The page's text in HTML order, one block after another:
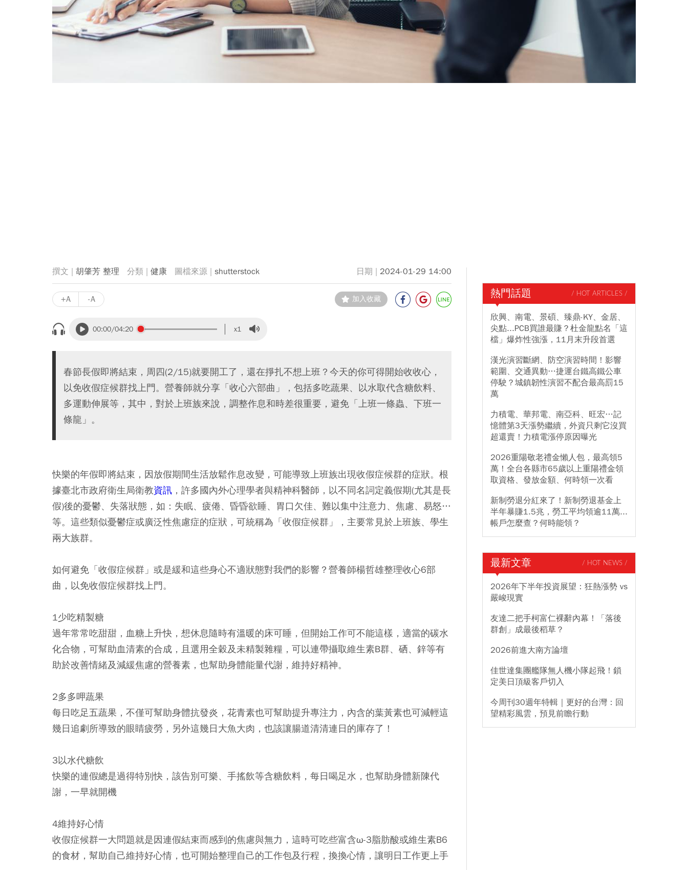
胡肇芳 整理 健康 shutterstock 2024-01-29 14:00
+A -A 加入收藏
00:00/04:20 x1
春節長假即將結束，周四(2/15)就要開工了，還在掙扎不想上班？今天的你可得開始收收心，
以免收假症候群找上門。營養師就分享「收心六部曲」，包括多吃蔬果、以水取代含糖飲料、
多運動伸展等，其中，對於上班族來說，調整作息和時差很重要，避免「上班一條蟲、下班一
條龍」。
快樂的年假即將結束，因放假期間生活放鬆作息改變，可能導致上班族出現收假症候群的症狀。根
據臺北市政府衛生局衛教資訊 ，許多國內外心理學者與精神科醫師，以不同名詞定義假期(尤其是長
假)後的憂鬱、失落狀態，如：失眠、疲倦、昏昏欲睡、胃口欠佳、難以集中注意力、焦慮、易怒…
等。這些類似憂鬱症或廣泛性焦慮症的症狀，可統稱為「收假症候群」，主要常見於上班族、學生
兩大族群。
如何避免「收假症候群」或是緩和這些身心不適狀態對我們的影響？營養師楊哲雄整理收心6部
曲，以免收假症候群找上門。
1少吃精製糖
過年常常吃甜甜，血糖上升快，想休息隨時有溫暖的床可睡，但開始工作可不能這樣，適當的碳水
化合物，可幫助血清素的合成，且選用全穀及未精製雜糧，可以連帶攝取維生素B群、硒、鋅等有
助於改善情緒及減緩焦慮的營養素，也幫助身體能量代謝，維持好精神。
2多多呷蔬果
每日吃足五蔬果，不僅可幫助身體抗發炎，花青素也可幫助提升專注力，內含的葉黃素也可減輕這
幾日追劇所導致的眼睛疲勞，另外這幾日大魚大肉，也該讓腸道清清連日的庫存了！
3以水代糖飲
快樂的連假總是過得特別快，該告別可樂、手搖飲等含糖飲料，每日喝足水，也幫助身體新陳代
謝，一早就開機
4維持好心情
收假症候群一大問題就是因連假結束而感到的焦慮與無力，這時可吃些富含ω-3脂肪酸或維生素B6
的食材，幫助自己維持好心情，也可開始整理自己的工作包及行程，換換心情，讓明日工作更上手
熱門話題 / HOT ARTICLES /
欣興、南電、景碩、臻鼎-KY、金居、
尖點...PCB買誰最賺？杜金龍點名「這
檔」爆炸性強漲，11月末升段首選
漢光演習斷網、防空演習時間！影響
範圍、交通異動…捷運台鐵高鐵公車
停駛？城鎮韌性演習不配合最高罰15
萬
力積電、華邦電、南亞科、旺宏…記
憶體第3天漲勢繼續，外資只剩它沒買
超還賣！力積電漲停原因曝光
2026重陽敬老禮金懶人包，最高領5
萬！全台各縣市65歲以上重陽禮金領
取資格、發放金額、何時領一次看
新制勞退分紅來了！新制勞退基金上
半年暴賺1.5兆，勞工平均領逾11萬...
帳戶怎麼查？何時能領？
最新文章 / HOT NEWS /
2026年下半年投資展望：狂熱漲勢 vs
嚴峻現實
友達二把手柯富仁裸辭內幕！「落後
群創」成最後稻草？
2026前進大南方論壇
佳世達集團艦隊無人機小隊起飛！鎖
定美日頂級客戶切入
今周刊30週年特輯｜更好的台灣：回
望精彩風雲，預見前瞻行動